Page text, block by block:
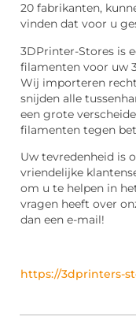
20 fabrikanten,
vinden dat voor u
3DPrinter-Stores is
filamenten voor uw
Wij importeren
snijden alle
een grote
filamenten tegen
Uw tevredenheid is
vriendelijke
om u te helpen in
vragen heeft over
dan een e-mail!
https://3dprinters-